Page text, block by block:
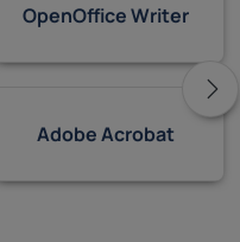
OpenOffice Writer
Adobe Acrobat